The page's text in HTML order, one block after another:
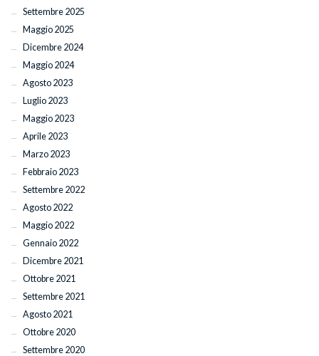
Settembre 2025
Maggio 2025
Dicembre 2024
Maggio 2024
Agosto 2023
Luglio 2023
Maggio 2023
Aprile 2023
Marzo 2023
Febbraio 2023
Settembre 2022
Agosto 2022
Maggio 2022
Gennaio 2022
Dicembre 2021
Ottobre 2021
Settembre 2021
Agosto 2021
Ottobre 2020
Settembre 2020